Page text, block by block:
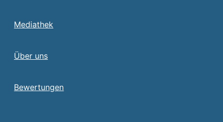
Mediathek
Über uns
Bewertungen